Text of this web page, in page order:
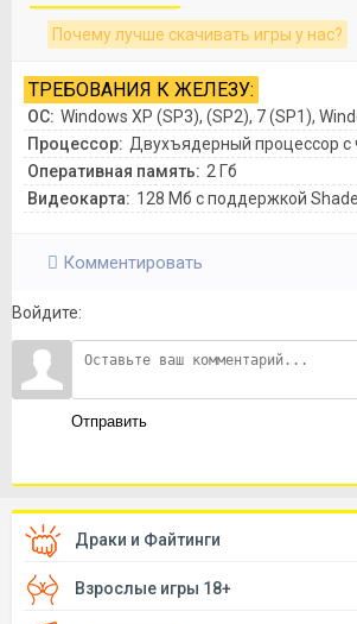
Почему лучше скачивать игры у нас?
ТРЕБОВАНИЯ К ЖЕЛЕЗУ:
ОС: Windows XP (SP3), (SP2), 7 (SP1),
Процессор: Двухъядерный процессор с
Оперативная память: 2 Гб
Видеокарта: 128 Мб с поддержкой
Комментировать
Войдите:
Отправить
Драки и Файтинги
Взрослые игры 18+